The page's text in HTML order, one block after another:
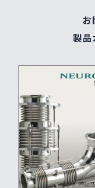
お
製品